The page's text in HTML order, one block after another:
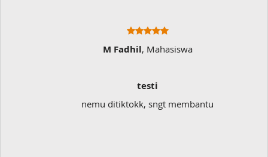
M Fadhil, Mahasiswa
nemu ditiktokk, sngt membantu